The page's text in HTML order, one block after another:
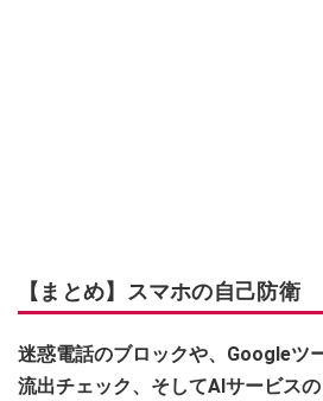
【まとめ】スマホの自己防衛
迷惑電話のブロックや、Googleツ
流出チェック、そしてAIサービス